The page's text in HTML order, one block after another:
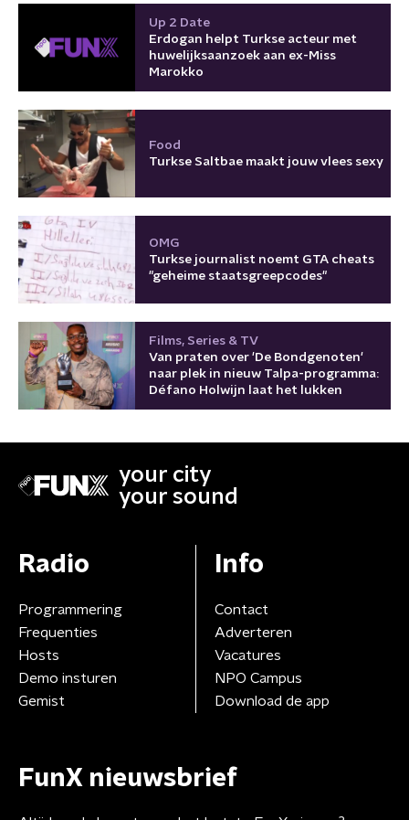
Up 2 Date
Erdogan helpt Turkse acteur met
huwelijksaanzoek aan ex-Miss
Marokko
Food
Turkse Saltbae maakt jouw vlees sexy
OMG
Turkse journalist noemt GTA cheats
"geheime staatsgreepcodes"
Films, Series & TV
Van praten over 'De Bondgenoten'
naar plek in nieuw Talpa-programma:
Défano Holwijn laat het lukken
your city
your sound
Radio
Programmering
Frequenties
Hosts
Demo insturen
Gemist
Info
Contact
Adverteren
Vacatures
NPO Campus
Download de app
FunX nieuwsbrief